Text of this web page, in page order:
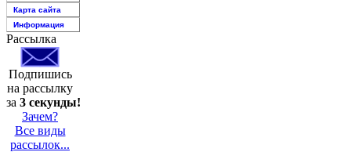
Карта сайта
Информация
Рассылка
Подпишись
на рассылку
за 3 секунды!
Зачем?
Все виды
рассылок...